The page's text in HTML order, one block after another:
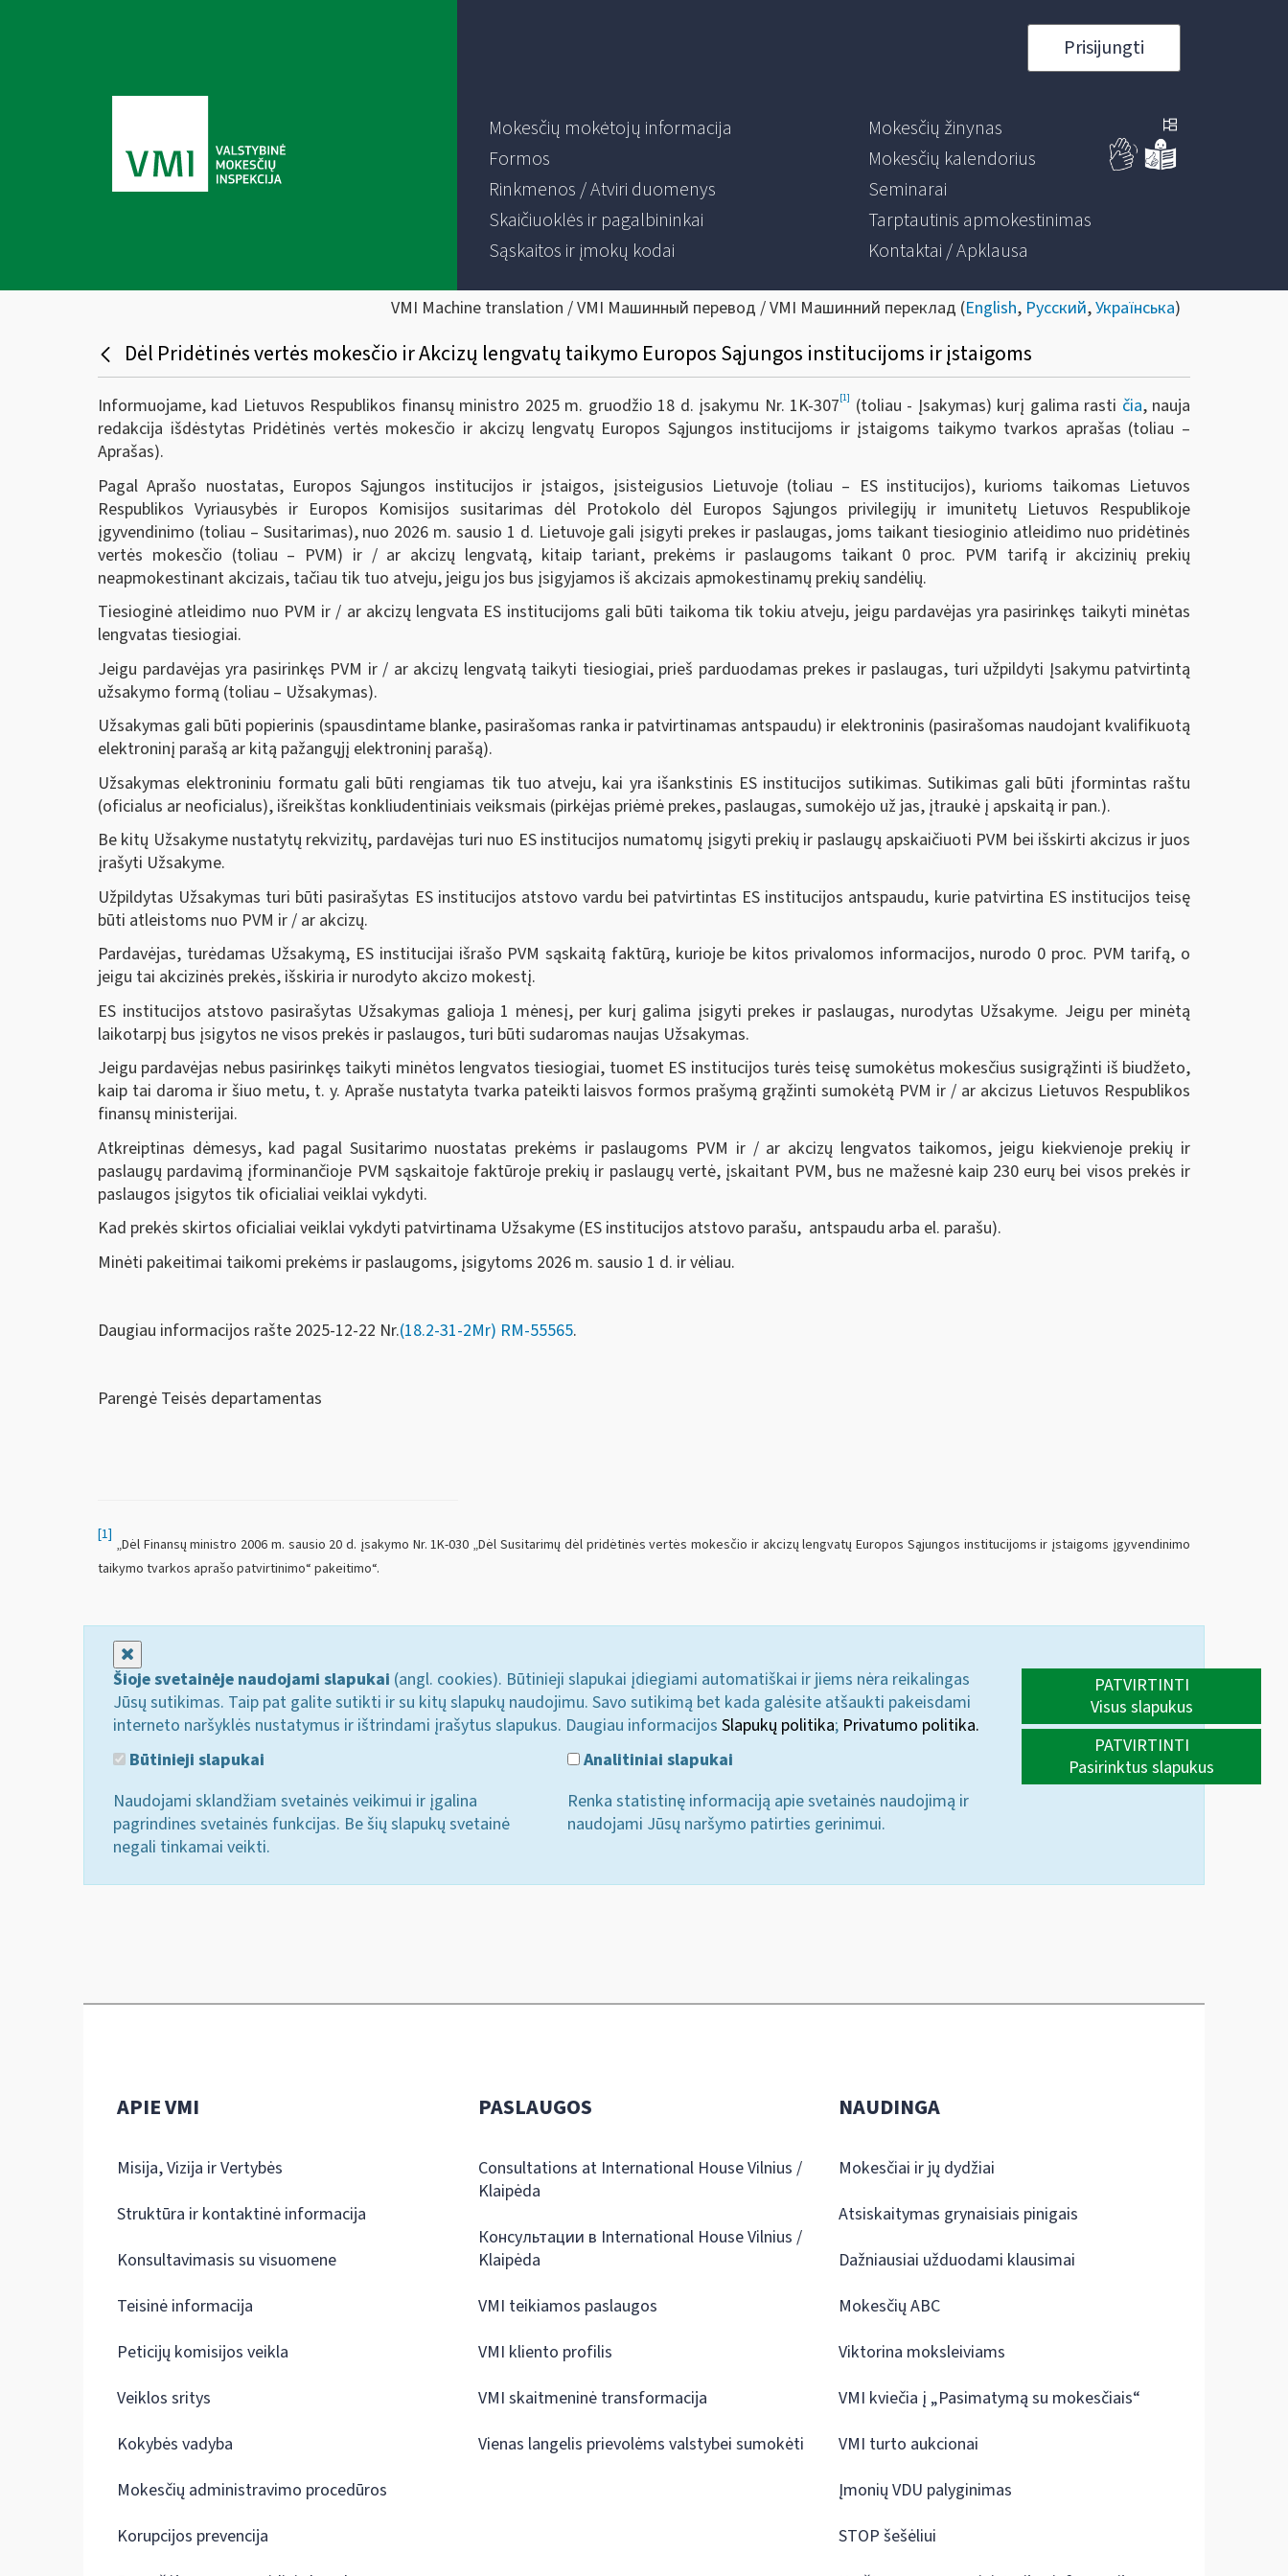
Prisijungti
Mokesčių mokėtojų informacija
Formos
Rinkmenos / Atviri duomenys
Skaičiuoklės ir pagalbininkai
Sąskaitos ir įmokų kodai
Mokesčių žinynas
Mokesčių kalendorius
Seminarai
Tarptautinis apmokestinimas
Kontaktai / Apklausa
VMI Machine translation / VMI Машинный перевод / VMI Машинний переклад (English, Русский,Українська)
Dėl Pridėtinės vertės mokesčio ir Akcizų lengvatų taikymo Europos Sąjungos institucijoms ir įstaigoms
Informuojame, kad Lietuvos Respublikos finansų ministro 2025 m. gruodžio 18 d. įsakymu Nr. 1K-307[1] (toliau - Įsakymas) kurį galima rasti čia, nauja
redakcija išdėstytas Pridėtinės vertės mokesčio ir akcizų lengvatų Europos Sąjungos institucijoms ir įstaigoms taikymo tvarkos aprašas (toliau –
Aprašas).
Pagal Aprašo nuostatas, Europos Sąjungos institucijos ir įstaigos, įsisteigusios Lietuvoje (toliau – ES institucijos), kurioms taikomas Lietuvos
Respublikos Vyriausybės ir Europos Komisijos susitarimas dėl Protokolo dėl Europos Sąjungos privilegijų ir imunitetų Lietuvos Respublikoje
įgyvendinimo (toliau – Susitarimas), nuo 2026 m. sausio 1 d. Lietuvoje gali įsigyti prekes ir paslaugas, joms taikant tiesioginio atleidimo nuo pridėtinės
vertės mokesčio (toliau – PVM) ir / ar akcizų lengvatą, kitaip tariant, prekėms ir paslaugoms taikant 0 proc. PVM tarifą ir akcizinių prekių
neapmokestinant akcizais, tačiau tik tuo atveju, jeigu jos bus įsigyjamos iš akcizais apmokestinamų prekių sandėlių.
Tiesioginė atleidimo nuo PVM ir / ar akcizų lengvata ES institucijoms gali būti taikoma tik tokiu atveju, jeigu pardavėjas yra pasirinkęs taikyti minėtas
lengvatas tiesiogiai.
Jeigu pardavėjas yra pasirinkęs PVM ir / ar akcizų lengvatą taikyti tiesiogiai, prieš parduodamas prekes ir paslaugas, turi užpildyti Įsakymu patvirtintą
užsakymo formą (toliau – Užsakymas).
Užsakymas gali būti popierinis (spausdintame blanke, pasirašomas ranka ir patvirtinamas antspaudu) ir elektroninis (pasirašomas naudojant kvalifikuotą
elektroninį parašą ar kitą pažangųjį elektroninį parašą).
Užsakymas elektroniniu formatu gali būti rengiamas tik tuo atveju, kai yra išankstinis ES institucijos sutikimas. Sutikimas gali būti įformintas raštu
(oficialus ar neoficialus), išreikštas konkliudentiniais veiksmais (pirkėjas priėmė prekes, paslaugas, sumokėjo už jas, įtraukė į apskaitą ir pan.).
Be kitų Užsakyme nustatytų rekvizitų, pardavėjas turi nuo ES institucijos numatomų įsigyti prekių ir paslaugų apskaičiuoti PVM bei išskirti akcizus ir juos
įrašyti Užsakyme.
Užpildytas Užsakymas turi būti pasirašytas ES institucijos atstovo vardu bei patvirtintas ES institucijos antspaudu, kurie patvirtina ES institucijos teisę
būti atleistoms nuo PVM ir / ar akcizų.
Pardavėjas, turėdamas Užsakymą, ES institucijai išrašo PVM sąskaitą faktūrą, kurioje be kitos privalomos informacijos, nurodo 0 proc. PVM tarifą, o
jeigu tai akcizinės prekės, išskiria ir nurodyto akcizo mokestį.
ES institucijos atstovo pasirašytas Užsakymas galioja 1 mėnesį, per kurį galima įsigyti prekes ir paslaugas, nurodytas Užsakyme. Jeigu per minėtą
laikotarpį bus įsigytos ne visos prekės ir paslaugos, turi būti sudaromas naujas Užsakymas.
Jeigu pardavėjas nebus pasirinkęs taikyti minėtos lengvatos tiesiogiai, tuomet ES institucijos turės teisę sumokėtus mokesčius susigrąžinti iš biudžeto,
kaip tai daroma ir šiuo metu, t. y. Apraše nustatyta tvarka pateikti laisvos formos prašymą grąžinti sumokėtą PVM ir / ar akcizus Lietuvos Respublikos
finansų ministerijai.
Atkreiptinas dėmesys, kad pagal Susitarimo nuostatas prekėms ir paslaugoms PVM ir / ar akcizų lengvatos taikomos, jeigu kiekvienoje prekių ir
paslaugų pardavimą įforminančioje PVM sąskaitoje faktūroje prekių ir paslaugų vertė, įskaitant PVM, bus ne mažesnė kaip 230 eurų bei visos prekės ir
paslaugos įsigytos tik oficialiai veiklai vykdyti.
Kad prekės skirtos oficialiai veiklai vykdyti patvirtinama Užsakyme (ES institucijos atstovo parašu, antspaudu arba el. parašu).
Minėti pakeitimai taikomi prekėms ir paslaugoms, įsigytoms 2026 m. sausio 1 d. ir vėliau.
Daugiau informacijos rašte 2025-12-22 Nr.(18.2-31-2Mr) RM-55565.
Parengė Teisės departamentas
[1]
„Dėl Finansų ministro 2006 m. sausio 20 d. įsakymo Nr. 1K-030 „Dėl Susitarimų dėl pridėtinės vertės mokesčio ir akcizų lengvatų Europos Sąjungos institucijoms ir įstaigoms įgyvendinimo
taikymo tvarkos aprašo patvirtinimo“ pakeitimo“.
Šioje svetainėje naudojami slapukai (angl. cookies). Būtinieji slapukai įdiegiami automatiškai ir jiems nėra reikalingas
Jūsų sutikimas. Taip pat galite sutikti ir su kitų slapukų naudojimu. Savo sutikimą bet kada galėsite atšaukti pakeisdami
interneto naršyklės nustatymus ir ištrindami įrašytus slapukus. Daugiau informacijos Slapukų politika; Privatumo politika.
Būtinieji slapukai
Naudojami sklandžiam svetainės veikimui ir įgalina
pagrindines svetainės funkcijas. Be šių slapukų svetainė
negali tinkamai veikti.
Analitiniai slapukai
Renka statistinę informaciją apie svetainės naudojimą ir
naudojami Jūsų naršymo patirties gerinimui.
PATVIRTINTI
Visus slapukus
PATVIRTINTI
Pasirinktus slapukus
APIE VMI
Misija, Vizija ir Vertybės
Struktūra ir kontaktinė informacija
Konsultavimasis su visuomene
Teisinė informacija
Peticijų komisijos veikla
Veiklos sritys
Kokybės vadyba
Mokesčių administravimo procedūros
Korupcijos prevencija
PASLAUGOS
Consultations at International House Vilnius /
Klaipėda
Консультации в International House Vilnius /
Klaipėda
VMI teikiamos paslaugos
VMI kliento profilis
VMI skaitmeninė transformacija
Vienas langelis prievolėms valstybei sumokėti
NAUDINGA
Mokesčiai ir jų dydžiai
Atsiskaitymas grynaisiais pinigais
Dažniausiai užduodami klausimai
Mokesčių ABC
Viktorina moksleiviams
VMI kviečia į „Pasimatymą su mokesčiais“
VMI turto aukcionai
Įmonių VDU palyginimas
STOP šešėliui